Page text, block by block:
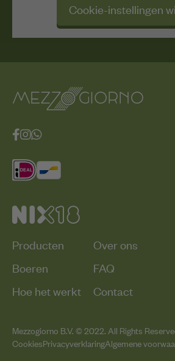
Cookie-instellingen
Producten
Boeren
Hoe het werkt
Over ons
FAQ
Contact
Mezzogiorno B.V. © 2022. All Rights
CookiesPrivacyverklaringAlgemene